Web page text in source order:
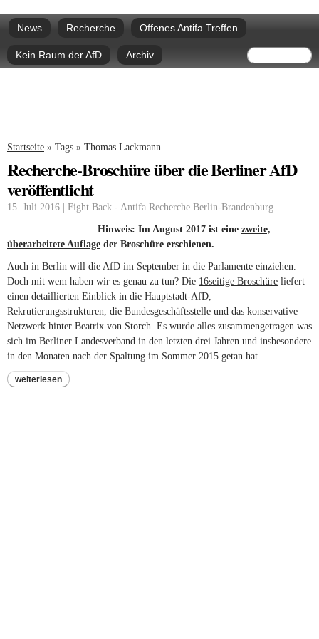
zum
Hauptmenü
News Recherche Offenes Antifa Treffen
Kein Raum der AfD Archiv Suche
Sie sind hier
Startseite » Tags » Thomas Lackmann
Recherche-Broschüre über die Berliner AfD
veröffentlicht
15. Juli 2016 | Fight Back - Antifa Recherche Berlin-Brandenburg
Hinweis: Im August 2017 ist eine zweite,
überarbeitete Auflage der Broschüre erschienen.
Auch in Berlin will die AfD im September in die Parlamente einziehen.
Doch mit wem haben wir es genau zu tun? Die 16seitige Broschüre liefert
einen detaillierten Einblick in die Hauptstadt-AfD,
Rekrutierungsstrukturen, die Bundesgeschäftsstelle und das konservative
Netzwerk hinter Beatrix von Storch. Es wurde alles zusammengetragen was
sich im Berliner Landesverband in den letzten drei Jahren und insbesondere
in den Monaten nach der Spaltung im Sommer 2015 getan hat.
weiterlesen